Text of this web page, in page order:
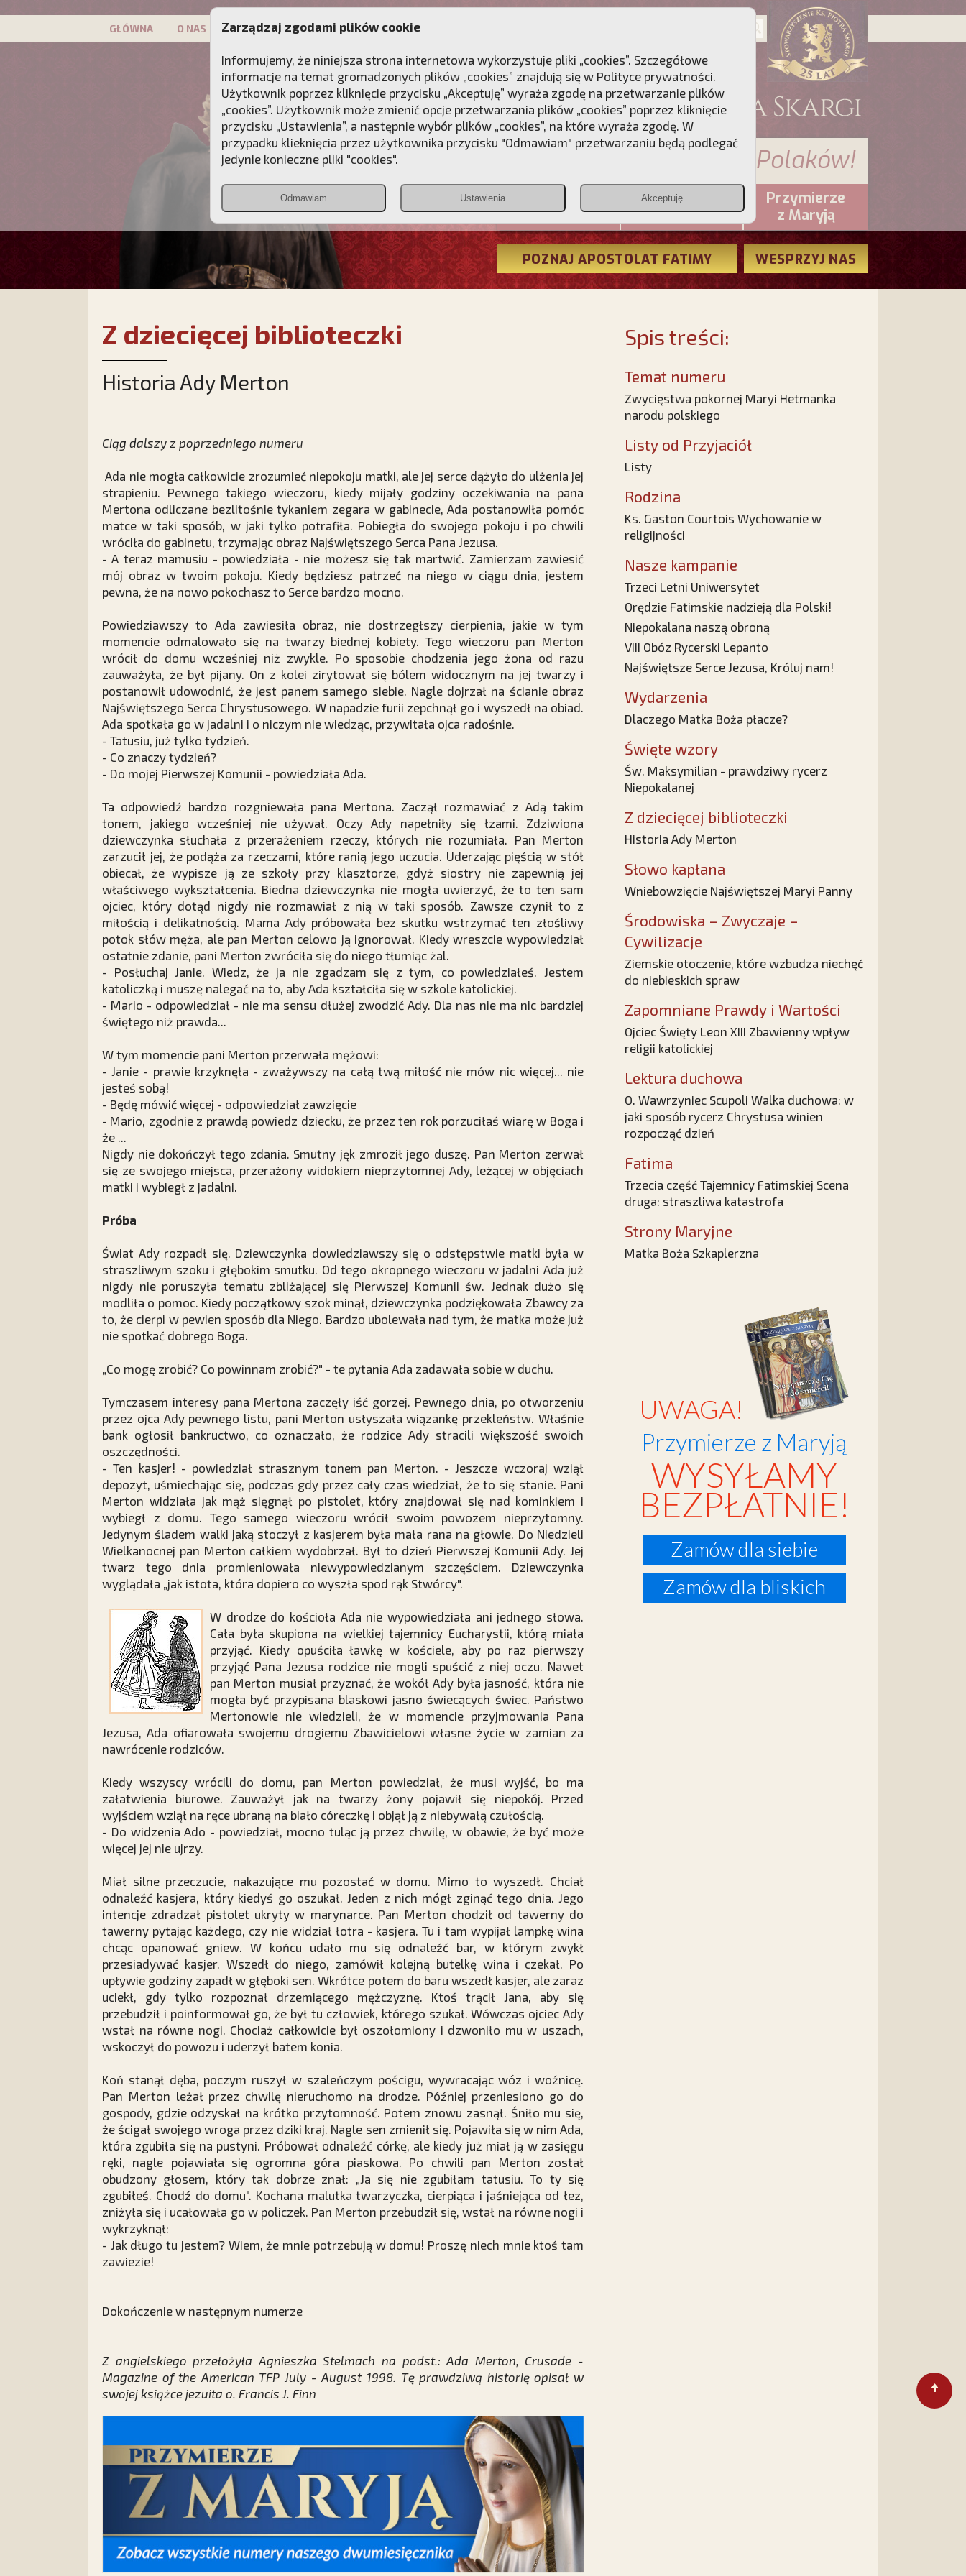
GŁÓWNA O NAS PATRON KAMPANIE DLA DUSZY
Przebudźmy sumienia Polaków!
Christiana
PCh24.pl
Przymierze
z Maryją
POZNAJ APOSTOLAT FATIMY WESPRZYJ NAS
Z dziecięcej biblioteczki
Historia Ady Merton
Ciąg dalszy z poprzedniego numeru
Ada nie mogła całkowicie zrozumieć niepokoju matki, ale jej serce dążyło do ulżenia jej
strapieniu. Pewnego takiego wieczoru, kiedy mijały godziny oczekiwania na pana
Mertona odliczane bezlitośnie tykaniem zegara w gabinecie, Ada postanowiła pomóc
matce w taki sposób, w jaki tylko potrafiła. Pobiegła do swojego pokoju i po chwili
wróciła do gabinetu, trzymając obraz Najświętszego Serca Pana Jezusa.
- A teraz mamusiu - powiedziała - nie możesz się tak martwić. Zamierzam zawiesić
mój obraz w twoim pokoju. Kiedy będziesz patrzeć na niego w ciągu dnia, jestem
pewna, że na nowo pokochasz to Serce bardzo mocno.
Powiedziawszy to Ada zawiesiła obraz, nie dostrzegłszy cierpienia, jakie w tym
momencie odmalowało się na twarzy biednej kobiety. Tego wieczoru pan Merton
wrócił do domu wcześniej niż zwykle. Po sposobie chodzenia jego żona od razu
zauważyła, że był pijany. On z kolei zirytował się bólem widocznym na jej twarzy i
postanowił udowodnić, że jest panem samego siebie. Nagle dojrzał na ścianie obraz
Najświętszego Serca Chrystusowego. W napadzie furii zepchnął go i wyszedł na obiad.
Ada spotkała go w jadalni i o niczym nie wiedząc, przywitała ojca radośnie.
- Tatusiu, już tylko tydzień.
- Co znaczy tydzień?
- Do mojej Pierwszej Komunii - powiedziała Ada.
Ta odpowiedź bardzo rozgniewała pana Mertona. Zaczął rozmawiać z Adą takim
tonem, jakiego wcześniej nie używał. Oczy Ady napełniły się łzami. Zdziwiona
dziewczynka słuchała z przerażeniem rzeczy, których nie rozumiała. Pan Merton
zarzucił jej, że podąża za rzeczami, które ranią jego uczucia. Uderzając pięścią w stół
obiecał, że wypisze ją ze szkoły przy klasztorze, gdyż siostry nie zapewnią jej
właściwego wykształcenia. Biedna dziewczynka nie mogła uwierzyć, że to ten sam
ojciec, który dotąd nigdy nie rozmawiał z nią w taki sposób. Zawsze czynił to z
miłością i delikatnością. Mama Ady próbowała bez skutku wstrzymać ten złośliwy
potok słów męża, ale pan Merton celowo ją ignorował. Kiedy wreszcie wypowiedział
ostatnie zdanie, pani Merton zwróciła się do niego tłumiąc żal.
- Posłuchaj Janie. Wiedz, że ja nie zgadzam się z tym, co powiedziałeś. Jestem
katoliczką i muszę nalegać na to, aby Ada kształciła się w szkole katolickiej.
- Mario - odpowiedział - nie ma sensu dłużej zwodzić Ady. Dla nas nie ma nic bardziej
świętego niż prawda...
W tym momencie pani Merton przerwała mężowi:
- Janie - prawie krzyknęła - zważywszy na całą twą miłość nie mów nic więcej... nie
jesteś sobą!
- Będę mówić więcej - odpowiedział zawzięcie
- Mario, zgodnie z prawdą powiedz dziecku, że przez ten rok porzuciłaś wiarę w Boga i
że ...
Nigdy nie dokończył tego zdania. Smutny jęk zmroził jego duszę. Pan Merton zerwał
się ze swojego miejsca, przerażony widokiem nieprzytomnej Ady, leżącej w objęciach
matki i wybiegł z jadalni.
Próba
Świat Ady rozpadł się. Dziewczynka dowiedziawszy się o odstępstwie matki była w
straszliwym szoku i głębokim smutku. Od tego okropnego wieczoru w jadalni Ada już
nigdy nie poruszyła tematu zbliżającej się Pierwszej Komunii św. Jednak dużo się
modliła o pomoc. Kiedy początkowy szok minął, dziewczynka podziękowała Zbawcy za
to, że cierpi w pewien sposób dla Niego. Bardzo ubolewała nad tym, że matka może już
nie spotkać dobrego Boga.
„Co mogę zrobić? Co powinnam zrobić?" - te pytania Ada zadawała sobie w duchu.
Tymczasem interesy pana Mertona zaczęły iść gorzej. Pewnego dnia, po otworzeniu
przez ojca Ady pewnego listu, pani Merton usłyszała wiązankę przekleństw. Właśnie
bank ogłosił bankructwo, co oznaczało, że rodzice Ady stracili większość swoich
oszczędności.
- Ten kasjer! - powiedział strasznym tonem pan Merton. - Jeszcze wczoraj wziął
depozyt, uśmiechając się, podczas gdy przez cały czas wiedział, że to się stanie. Pani
Merton widziała jak mąż sięgnął po pistolet, który znajdował się nad kominkiem i
wybiegł z domu. Tego samego wieczoru wrócił swoim powozem nieprzytomny.
Jedynym śladem walki jaką stoczył z kasjerem była mała rana na głowie. Do Niedzieli
Wielkanocnej pan Merton całkiem wydobrzał. Był to dzień Pierwszej Komunii Ady. Jej
twarz tego dnia promieniowała niewypowiedzianym szczęściem. Dziewczynka
wyglądała „jak istota, która dopiero co wyszła spod rąk Stwórcy".
W drodze do kościoła Ada nie wypowiedziała ani jednego słowa.
Cała była skupiona na wielkiej tajemnicy Eucharystii, którą miała
przyjąć. Kiedy opuściła ławkę w kościele, aby po raz pierwszy
przyjąć Pana Jezusa rodzice nie mogli spuścić z niej oczu. Nawet
pan Merton musiał przyznać, że wokół Ady była jasność, która nie
mogła być przypisana blaskowi jasno świecących świec. Państwo
Mertonowie nie wiedzieli, że w momencie przyjmowania Pana
Jezusa, Ada ofiarowała swojemu drogiemu Zbawicielowi własne życie w zamian za
nawrócenie rodziców.
Kiedy wszyscy wrócili do domu, pan Merton powiedział, że musi wyjść, bo ma
załatwienia biurowe. Zauważył jak na twarzy żony pojawił się niepokój. Przed
wyjściem wziął na ręce ubraną na biało córeczkę i objął ją z niebywałą czułością.
- Do widzenia Ado - powiedział, mocno tuląc ją przez chwilę, w obawie, że być może
więcej jej nie ujrzy.
Miał silne przeczucie, nakazujące mu pozostać w domu. Mimo to wyszedł. Chciał
odnaleźć kasjera, który kiedyś go oszukał. Jeden z nich mógł zginąć tego dnia. Jego
intencje zdradzał pistolet ukryty w marynarce. Pan Merton chodził od tawerny do
tawerny pytając każdego, czy nie widział łotra - kasjera. Tu i tam wypijał lampkę wina
chcąc opanować gniew. W końcu udało mu się odnaleźć bar, w którym zwykł
przesiadywać kasjer. Wszedł do niego, zamówił kolejną butelkę wina i czekał. Po
upływie godziny zapadł w głęboki sen. Wkrótce potem do baru wszedł kasjer, ale zaraz
uciekł, gdy tylko rozpoznał drzemiącego mężczyznę. Ktoś trącił Jana, aby się
przebudził i poinformował go, że był tu człowiek, którego szukał. Wówczas ojciec Ady
wstał na równe nogi. Chociaż całkowicie był oszołomiony i dzwoniło mu w uszach,
wskoczył do powozu i uderzył batem konia.
Koń stanął dęba, poczym ruszył w szaleńczym pościgu, wywracając wóz i woźnicę.
Pan Merton leżał przez chwilę nieruchomo na drodze. Później przeniesiono go do
gospody, gdzie odzyskał na krótko przytomność. Potem znowu zasnął. Śniło mu się,
że ścigał swojego wroga przez dziki kraj. Nagle sen zmienił się. Pojawiła się w nim Ada,
która zgubiła się na pustyni. Próbował odnaleźć córkę, ale kiedy już miał ją w zasięgu
ręki, nagle pojawiała się ogromna góra piaskowa. Po chwili pan Merton został
obudzony głosem, który tak dobrze znał: „Ja się nie zgubiłam tatusiu. To ty się
zgubiłeś. Chodź do domu". Kochana malutka twarzyczka, cierpiąca i jaśniejąca od łez,
zniżyła się i ucałowała go w policzek. Pan Merton przebudził się, wstał na równe nogi i
wykrzyknął:
- Jak długo tu jestem? Wiem, że mnie potrzebują w domu! Proszę niech mnie ktoś tam
zawiezie!
Dokończenie w następnym numerze
Z angielskiego przełożyła Agnieszka Stelmach na podst.: Ada Merton, Crusade -
Magazine of the American TFP July - August 1998. Tę prawdziwą historię opisał w
swojej książce jezuita o. Francis J. Finn
Spis treści:
Temat numeru
Zwycięstwa pokornej Maryi Hetmanka
narodu polskiego
Listy od Przyjaciół
Listy
Rodzina
Ks. Gaston Courtois Wychowanie w
religijności
Nasze kampanie
Trzeci Letni Uniwersytet
Orędzie Fatimskie nadzieją dla Polski!
Niepokalana naszą obroną
VIII Obóz Rycerski Lepanto
Najświętsze Serce Jezusa, Króluj nam!
Wydarzenia
Dlaczego Matka Boża płacze?
Święte wzory
Św. Maksymilian - prawdziwy rycerz
Niepokalanej
Z dziecięcej biblioteczki
Historia Ady Merton
Słowo kapłana
Wniebowzięcie Najświętszej Maryi Panny
Środowiska – Zwyczaje –
Cywilizacje
Ziemskie otoczenie, które wzbudza niechęć
do niebieskich spraw
Zapomniane Prawdy i Wartości
Ojciec Święty Leon XIII Zbawienny wpływ
religii katolickiej
Lektura duchowa
O. Wawrzyniec Scupoli Walka duchowa: w
jaki sposób rycerz Chrystusa winien
rozpocząć dzień
Fatima
Trzecia część Tajemnicy Fatimskiej Scena
druga: straszliwa katastrofa
Strony Maryjne
Matka Boża Szkaplerzna
UWAGA!
Przymierze z Maryją
WYSYŁAMY
BEZPŁATNIE!
Zamów dla siebie
Zamów dla bliskich
Zarządzaj zgodami plików cookie
Informujemy, że niniejsza strona internetowa wykorzystuje pliki „cookies”. Szczegółowe
informacje na temat gromadzonych plików „cookies” znajdują się w Polityce prywatności.
Użytkownik poprzez kliknięcie przycisku „Akceptuję” wyraża zgodę na przetwarzanie plików
„cookies”. Użytkownik może zmienić opcje przetwarzania plików „cookies” poprzez kliknięcie
przycisku „Ustawienia”, a następnie wybór plików „cookies”, na które wyraża zgodę. W
przypadku klieknięcia przez użytkownika przycisku "Odmawiam" przetwarzaniu będą podlegać
jedynie konieczne pliki "cookies".
Odmawiam Ustawienia Akceptuję